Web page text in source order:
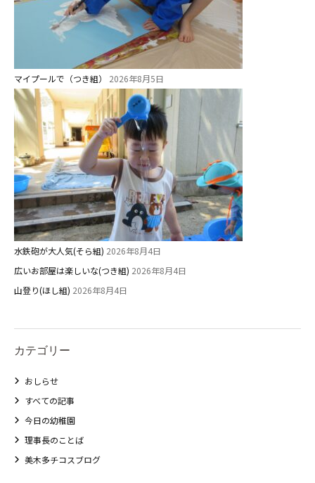
マイプールで（つき組） 2026年8月5日
水鉄砲が大人気(そら組) 2026年8月4日
広いお部屋は楽しいな(つき組) 2026年8月4日
山登り(ほし組) 2026年8月4日
カテゴリー
おしらせ
すべての記事
今日の幼稚園
理事長のことば
美木多チコスブログ
グループ施設・
関係先リンク
学校法⼈鴨⾕学園 鳳幼稚園
学校法⼈諏訪森学園 諏訪森幼稚
園
⼤阪府私⽴幼稚園連盟
社会福祉法人野田福祉会